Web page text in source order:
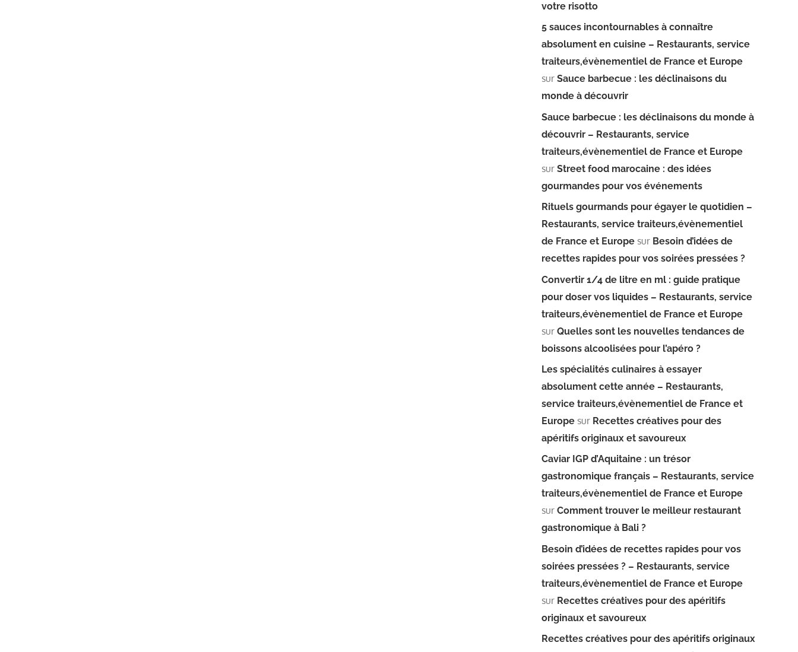
votre risotto
5 sauces incontournables à connaître
absolument en cuisine – Restaurants, service
traiteurs,évènementiel de France et Europe
sur Sauce barbecue : les déclinaisons du
monde à découvrir
Sauce barbecue : les déclinaisons du monde à
découvrir – Restaurants, service
traiteurs,évènementiel de France et Europe
sur Street food marocaine : des idées
gourmandes pour vos événements
Rituels gourmands pour égayer le quotidien –
Restaurants, service traiteurs,évènementiel
de France et Europe sur Besoin d’idées de
recettes rapides pour vos soirées pressées ?
Convertir 1/4 de litre en ml : guide pratique
pour doser vos liquides – Restaurants, service
traiteurs,évènementiel de France et Europe
sur Quelles sont les nouvelles tendances de
boissons alcoolisées pour l’apéro ?
Les spécialités culinaires à essayer
absolument cette année – Restaurants,
service traiteurs,évènementiel de France et
Europe sur Recettes créatives pour des
apéritifs originaux et savoureux
Caviar IGP d’Aquitaine : un trésor
gastronomique français – Restaurants, service
traiteurs,évènementiel de France et Europe
sur Comment trouver le meilleur restaurant
gastronomique à Bali ?
Besoin d’idées de recettes rapides pour vos
soirées pressées ? – Restaurants, service
traiteurs,évènementiel de France et Europe
sur Recettes créatives pour des apéritifs
originaux et savoureux
Recettes créatives pour des apéritifs originaux